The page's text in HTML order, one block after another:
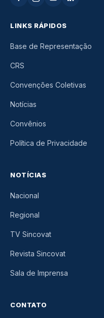
LINKS RÁPIDOS
Base de Representação
CRS
Convenções Coletivas
Notícias
Convênios
Política de Privacidade
NOTÍCIAS
Nacional
Regional
TV Sincovat
Revista Sincovat
Sala de Imprensa
CONTATO